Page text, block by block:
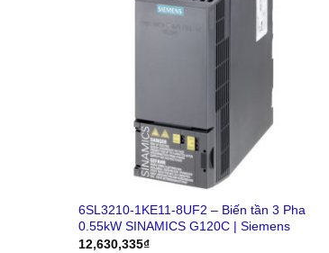
6SL3210-1KE11-8UF2 – Biến tần 3 Pha
0.55kW SINAMICS G120C | Siemens
12,630,335₫